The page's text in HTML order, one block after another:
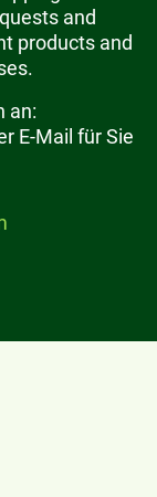
and
products and
an:
E-Mail für Sie